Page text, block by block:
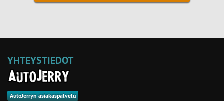
YHTEYSTIEDOT
AutoJerryn asiakaspalvelu